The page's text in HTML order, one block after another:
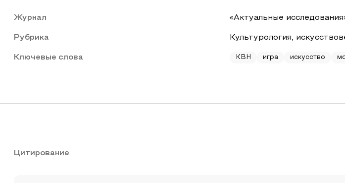
Журнал «Актуальные
Рубрика Культурология,
Ключевые слова КВН игра искусство
Цитирование